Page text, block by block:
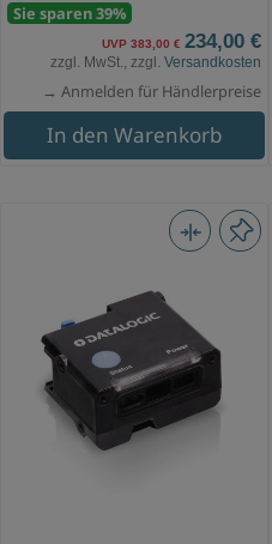
Sie sparen 39%
UVP 383,00 € 234,00 €
zzgl. MwSt., zzgl. Versandkosten
→ Anmelden für Händlerpreise
In den Warenkorb